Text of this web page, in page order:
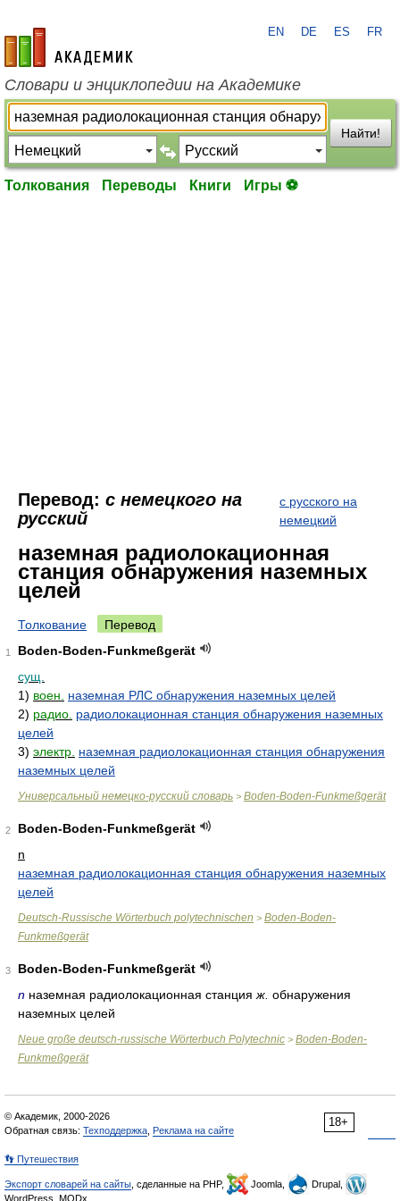
academic.ru
EN DE ES FR
Словари и энциклопедии на Академике
Найти!
Толкования Переводы Книги Игры ⚽
Перевод: с немецкого на
русский
с русского на
немецкий
наземная радиолокационная
станция обнаружения наземных
целей
Толкование Перевод
1
Boden-Boden-Funkmeßgerät
сущ.
1) воен.
наземная РЛС обнаружения наземных целей
2) радио. радиолокационная станция обнаружения наземных
целей
3) электр. наземная радиолокационная станция обнаружения
наземных целей
Универсальный немецко-русский словарь > Boden-Boden-Funkmeßgerät
2
Boden-Boden-Funkmeßgerät
n
наземная радиолокационная станция обнаружения наземных
целей
Deutsch-Russische Wörterbuch polytechnischen > Boden-Boden-
Funkmeßgerät
3
Boden-Boden-Funkmeßgerät
n наземная радиолокационная станция ж. обнаружения
наземных целей
Neue große deutsch-russische Wörterbuch Polytechnic > Boden-Boden-
Funkmeßgerät
18+
© Академик, 2000-2026
Обратная связь: Техподдержка Реклама на сайте
👣 Путешествия
Экспорт словарей на сайты , сделанные на PHP, Joomla,
Drupal,
WordPress, MODx.